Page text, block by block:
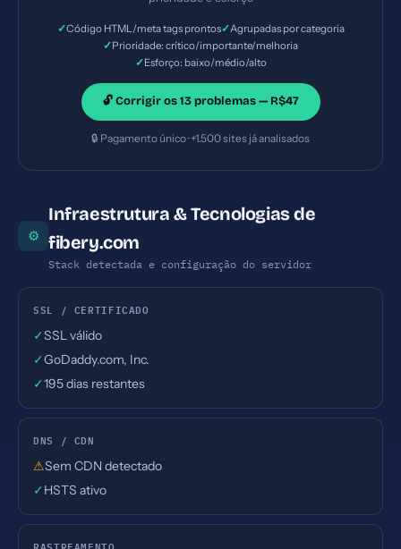
✓Código HTML/meta tags prontos✓Agrupadas por categoria
✓Prioridade: crítico/importante/melhoria
✓Esforço: baixo/médio/alto
🔓 Corrigir os 13 problemas — R$47
🔒 Pagamento único · +1.500 sites já analisados
⚙
Infraestrutura & Tecnologias de
fibery.com
Stack detectada e configuração do servidor
SSL / CERTIFICADO
✓SSL válido
✓GoDaddy.com, Inc.
✓195 dias restantes
DNS / CDN
⚠Sem CDN detectado
✓ HSTS ativo